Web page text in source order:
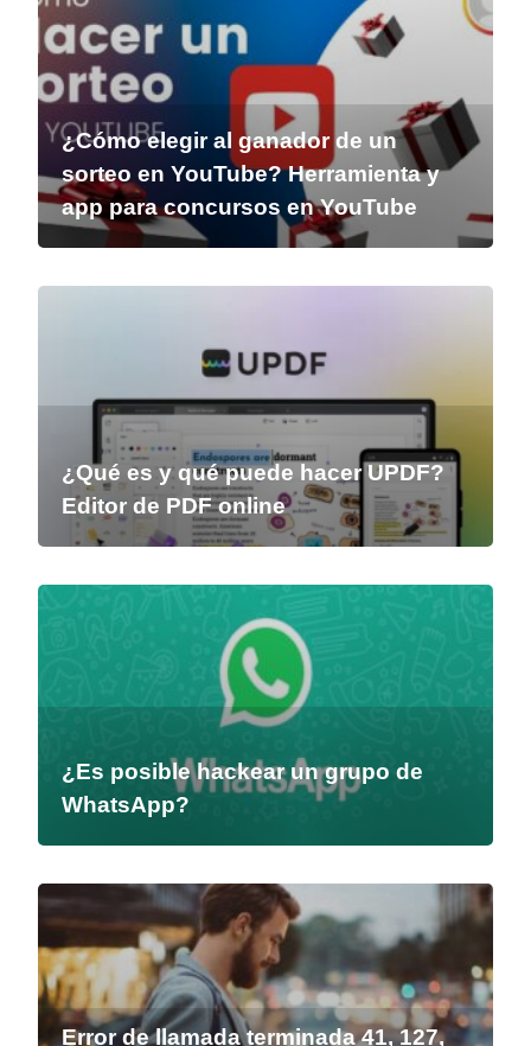
¿Cómo elegir al ganador de un
sorteo en YouTube? Herramienta y
app para concursos en YouTube
¿Qué es y qué puede hacer UPDF?
Editor de PDF online
¿Es posible hackear un grupo de
WhatsApp?
Error de llamada terminada 41, 127,